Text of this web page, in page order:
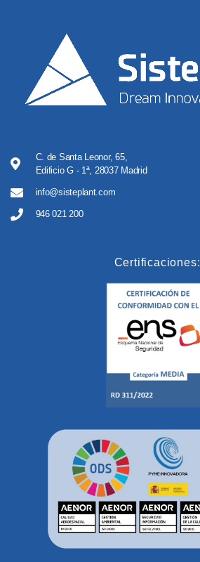
C. de Santa Leonor, 65,
Edificio G - 1ª, 28037 Madrid
info@sisteplant.com
946 021 200
Certificaciones: